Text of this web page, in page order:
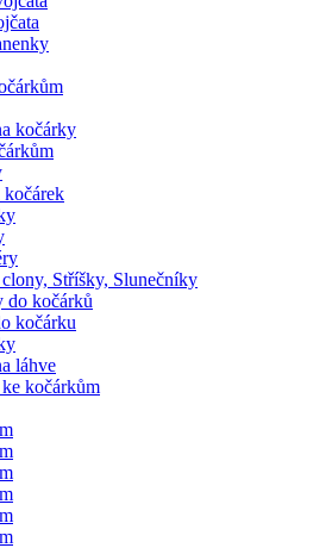
kočárky
kočárek
Stříšky, Slunečníky
do kočárků
kočárku
láhve
kočárkům